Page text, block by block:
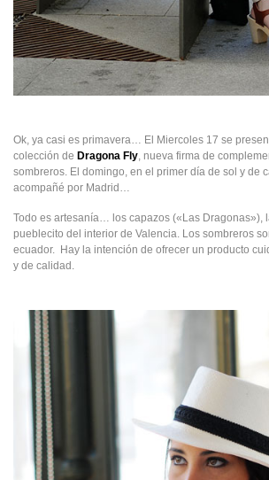
Ok, ya casi es primavera… El Miercoles 17 se
colección de Dragona Fly, nueva firma de
sombreros. El domingo, en el primer día de sol y de
acompañé por Madrid…
Todo es artesanía… los capazos («Las Dragonas»),
pueblecito del interior de Valencia. Los sombreros
ecuador. Hay la intención de ofrecer un producto
y de calidad.